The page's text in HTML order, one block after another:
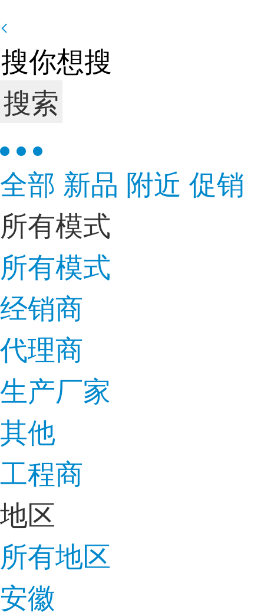
搜索
全部 新品 附近 促销
所有模式
所有模式
经销商
代理商
生产厂家
其他
工程商
地区
所有地区
安徽